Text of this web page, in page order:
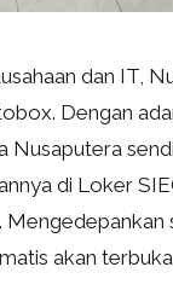
dan IT,
Dengan
Nusaputera
di Loker
akan